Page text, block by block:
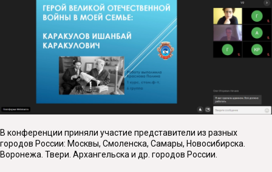
В конференции приняли участие представители из разных
городов России: Москвы, Смоленска, Самары, Новосибирска.
Воронежа. Твери. Архангельска и др. городов России.